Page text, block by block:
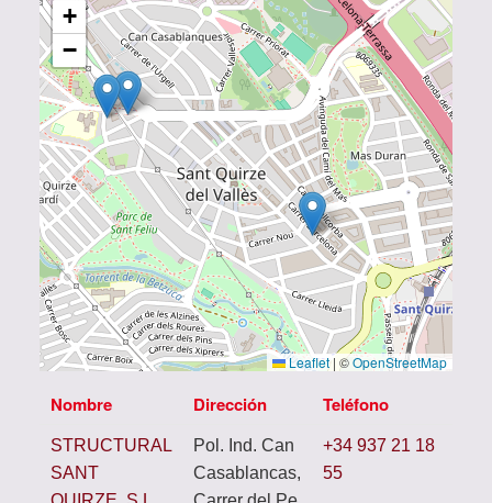
+
−
Leaflet | ©OpenStreetMap
Nombre Dirección Teléfono
STRUCTURAL
SANT
Pol. Ind. Can
Casablancas,
+34 937 21 18
55